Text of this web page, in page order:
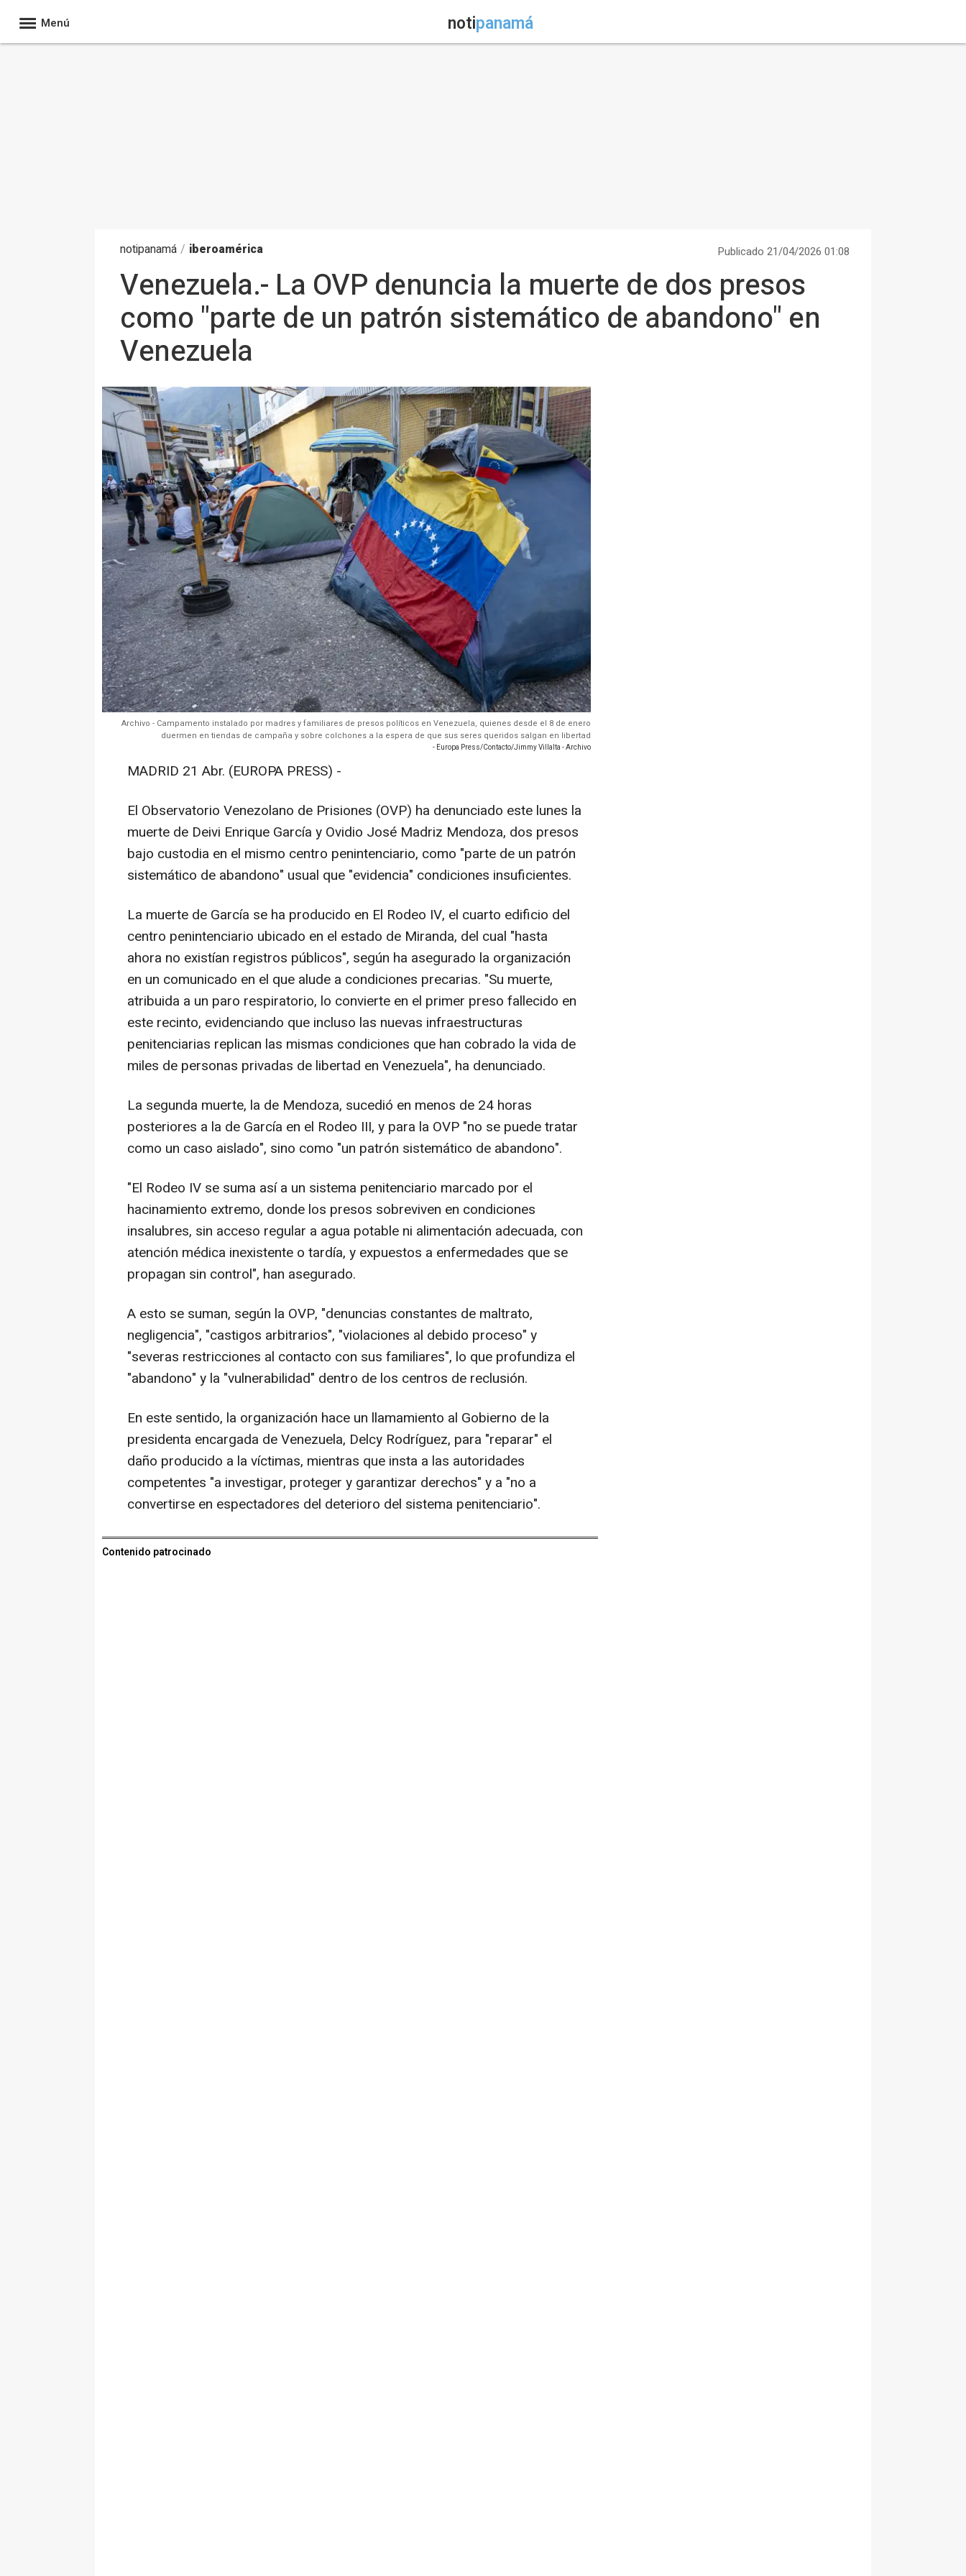
Menú notipanamá
notipanamá / iberoamérica Publicado 21/04/2026 01:08
Venezuela.- La OVP denuncia la muerte de dos presos
como "parte de un patrón sistemático de abandono" en
Venezuela
Archivo - Campamento instalado por madres y familiares de presos políticos en Venezuela, quienes desde el 8 de enero
duermen en tiendas de campaña y sobre colchones a la espera de que sus seres queridos salgan en libertad
- Europa Press/Contacto/Jimmy Villalta - Archivo
MADRID 21 Abr. (EUROPA PRESS) -
El Observatorio Venezolano de Prisiones (OVP) ha denunciado este lunes la
muerte de Deivi Enrique García y Ovidio José Madriz Mendoza, dos presos
bajo custodia en el mismo centro penintenciario, como "parte de un patrón
sistemático de abandono" usual que "evidencia" condiciones insuficientes.
La muerte de García se ha producido en El Rodeo IV, el cuarto edificio del
centro penintenciario ubicado en el estado de Miranda, del cual "hasta
ahora no existían registros públicos", según ha asegurado la organización
en un comunicado en el que alude a condiciones precarias. "Su muerte,
atribuida a un paro respiratorio, lo convierte en el primer preso fallecido en
este recinto, evidenciando que incluso las nuevas infraestructuras
penitenciarias replican las mismas condiciones que han cobrado la vida de
miles de personas privadas de libertad en Venezuela", ha denunciado.
La segunda muerte, la de Mendoza, sucedió en menos de 24 horas
posteriores a la de García en el Rodeo III, y para la OVP "no se puede tratar
como un caso aislado", sino como "un patrón sistemático de abandono".
"El Rodeo IV se suma así a un sistema penitenciario marcado por el
hacinamiento extremo, donde los presos sobreviven en condiciones
insalubres, sin acceso regular a agua potable ni alimentación adecuada, con
atención médica inexistente o tardía, y expuestos a enfermedades que se
propagan sin control", han asegurado.
A esto se suman, según la OVP, "denuncias constantes de maltrato,
negligencia", "castigos arbitrarios", "violaciones al debido proceso" y
"severas restricciones al contacto con sus familiares", lo que profundiza el
"abandono" y la "vulnerabilidad" dentro de los centros de reclusión.
En este sentido, la organización hace un llamamiento al Gobierno de la
presidenta encargada de Venezuela, Delcy Rodríguez, para "reparar" el
daño producido a la víctimas, mientras que insta a las autoridades
competentes "a investigar, proteger y garantizar derechos" y a "no a
convertirse en espectadores del deterioro del sistema penitenciario".
Contenido patrocinado